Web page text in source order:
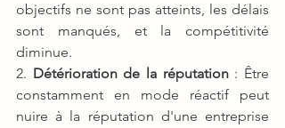
objectifs ne sont pas atteints, les délais
sont manqués, et la compétitivité
diminue.
2. Détérioration de la réputation : Être
constamment en mode réactif peut
nuire à la réputation d'une entreprise